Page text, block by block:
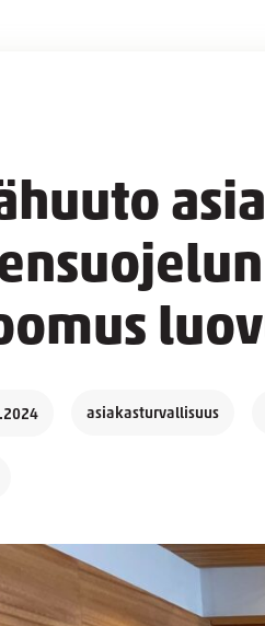
asiakasturvallisuus